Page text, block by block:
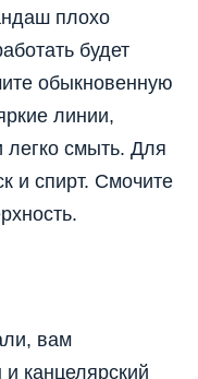
плохо
будет
обыкновенную
линии,
легко смыть. Для
и спирт. Смочите
вам
канцелярский